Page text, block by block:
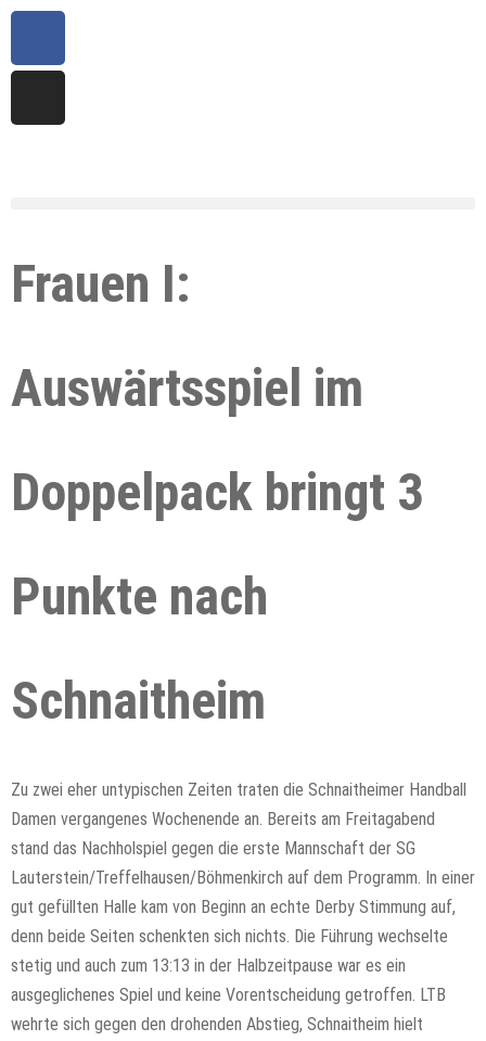
Frauen I:
Auswärtsspiel im
Doppelpack bringt 3
Punkte nach
Schnaitheim
Zu zwei eher untypischen Zeiten traten die Schnaitheimer Handball
Damen vergangenes Wochenende an. Bereits am Freitagabend
stand das Nachholspiel gegen die erste Mannschaft der SG
Lauterstein/Treffelhausen/Böhmenkirch auf dem Programm. In einer
gut gefüllten Halle kam von Beginn an echte Derby Stimmung auf,
denn beide Seiten schenkten sich nichts. Die Führung wechselte
stetig und auch zum 13:13 in der Halbzeitpause war es ein
ausgeglichenes Spiel und keine Vorentscheidung getroffen. LTB
wehrte sich gegen den drohenden Abstieg, Schnaitheim hielt